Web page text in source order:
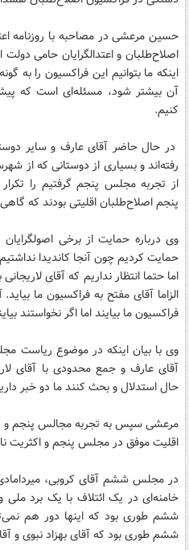
حسین مرعشی در مصاحبه با روزنامه
اصلاح‌طلبان و اعتدالگرایان حامی
اینکه ما بتوانیم این فراکسیون را به
آن بیشتر شود، مسئله‌ای است که
کنیم.
در حال حاضر آقای عارف و سایر
رفته‌اند و بسیاری از دوستانی که از
از تجربه مجلس پنجم گرفتیم را
پنجم اصلاح‌طلبان اقلیتی بودند که
وی درباره حمایت از برخی
حمایت کردیم چون آنجا کاندیدا
اما حتما انتظار نداریم که آقای
الزاما آقای مفتح به فراکسیون ما
فراکسیون ما بیایند اما اگر نخواستند
وی با بیان اینکه در موضوع ریاست
آقای عارف و جمع محدودی با آقای
حال استدلال و بحث کنند ما دو خبر
مرعشی سپس به تجربه مجالس پنجم و
اقلیت موفق در مجلس پنجم و اکثریت
در مجلس ششم آقای کروبی،
خامنه‌ای در یک ائتلاف با یک برد
ششم طوری بود که اینها دور هم
ششم طوری بود که آقای بهزاد نبوی و